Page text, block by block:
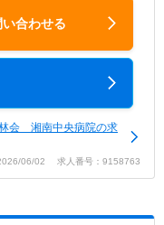
合わせる
会 湘南中央病院の求
06/02 求人番号：9158763